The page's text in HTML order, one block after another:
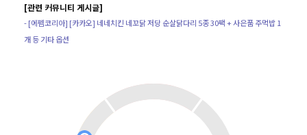
[관련 커뮤니티 게시글]
- [에펨코리아] [카카오] 네네치킨 네꼬닭 저당 순살닭다리 5종 30팩 + 사은품 주먹밥 1
개 등 기타 옵션